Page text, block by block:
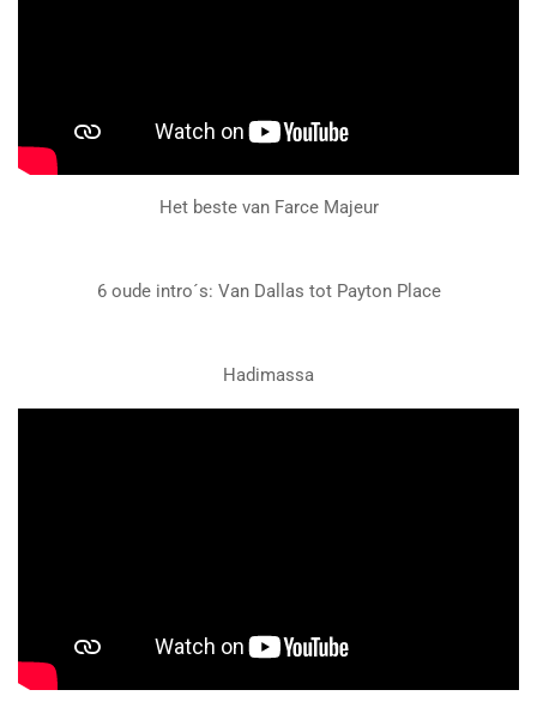
Het beste van Farce Majeur
6 oude intro´s: Van Dallas tot Payton Place
Hadimassa